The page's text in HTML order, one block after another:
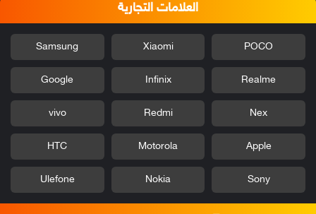
العلامات التجارية
POCO
Xiaomi
Samsung
Realme
Infinix
Google
Nex
Redmi
vivo
Apple
Motorola
HTC
Sony
Nokia
Ulefone